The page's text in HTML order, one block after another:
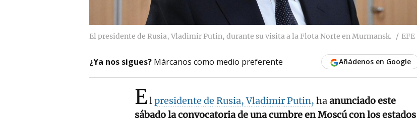
El presidente de Rusia, Vladimir Putin, durante su visita a la Flota Norte en Murmansk. EFE
¿Ya nos sigues? Márcanos como medio preferente Añádenos en Google
Elpresidente de Rusia, Vladimir Putin, haanunciado este
sábado la convocatoria de una cumbre en Moscú con los estados